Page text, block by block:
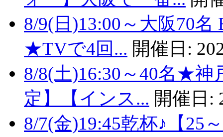
8/9(日)13:00～大阪70
★TVで4回... 開催日:
8/8(土)16:30～40名★神
定】【インス... 開催日:
8/7(金)19:45乾杯♪【25